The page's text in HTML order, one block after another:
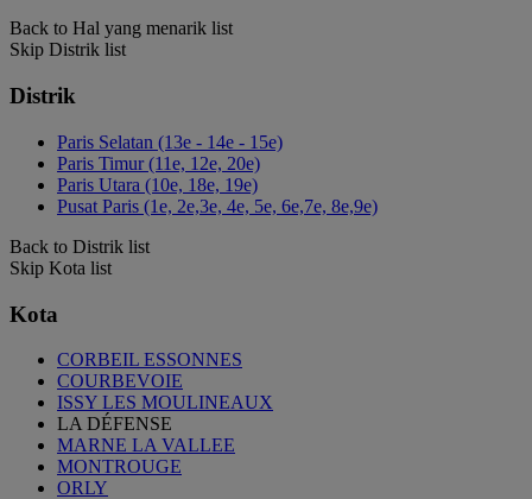
Back to Hal yang menarik list
Skip Distrik list
Distrik
Paris Selatan (13e - 14e - 15e)
Paris Timur (11e, 12e, 20e)
Paris Utara (10e, 18e, 19e)
Pusat Paris (1e, 2e,3e, 4e, 5e, 6e,7e, 8e,9e)
Back to Distrik list
Skip Kota list
Kota
CORBEIL ESSONNES
COURBEVOIE
ISSY LES MOULINEAUX
LA DÉFENSE
MARNE LA VALLEE
MONTROUGE
ORLY